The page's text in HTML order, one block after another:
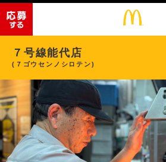
７号線能代店
(７ゴウセンノシロテン)